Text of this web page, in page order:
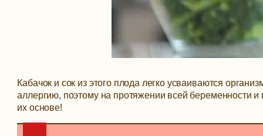
Кабачок и сок из этого плода легко усваиваются
аллергию, поэтому на протяжении всей беременности
их основе!